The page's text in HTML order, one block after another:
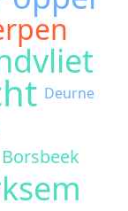
Deurne
Borsbeek